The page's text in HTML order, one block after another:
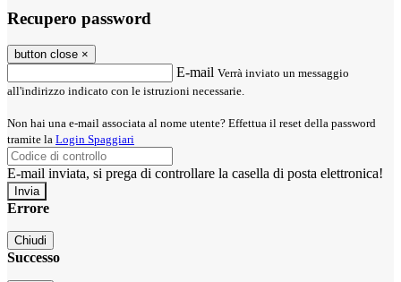
Recupero password
button close ×
E-mail Verrà inviato un messaggio
all'indirizzo indicato con le istruzioni necessarie.
Non hai una e-mail associata al nome utente? Effettua il reset della password
tramite la Login Spaggiari
E-mail inviata, si prega di controllare la casella di posta elettronica!
Errore
Chiudi
Successo